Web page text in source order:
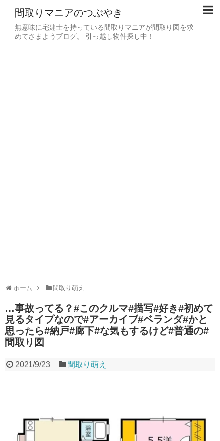
間取りマニアのつぶやき
無意味に宅建士を持っている間取りマニアが間取り図を求
めてさまようブログ。 引っ越し物件探し中！
ホーム 間取り萌え
…事故ってる？#このクルマ#描写#好き#初めて
見るタイプなので#アーカイブ#ベランダ#かと
思ったら#納戸#廊下#な気もするけど#普通の#
間取り図
2021/9/23 間取り萌え